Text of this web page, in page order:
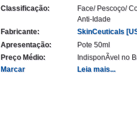
Classificação:
Face/ Pescoço/
Anti-Idade
Fabricante:
SkinCeuticals
Apresentação:
Pote 50ml
Preço Médio:
IndisponÃ­vel no
Marcar
Leia mais...